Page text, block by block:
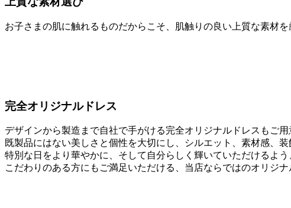
お子さまの肌に触れるものだからこそ、肌触りの良い上質な素材
完全オリジナルドレス
デザインから製造まで自社で手がける完全オリジナルドレスもご用
既製品にはない美しさと個性を大切にし、シルエット、素材感、
特別な日をより華やかに、そして自分らしく輝いていただけるよ
こだわりのある方にもご満足いただける、当店ならではのオリジナ